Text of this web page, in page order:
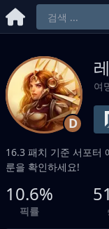
D
여
16.3 패치 기준 서포터
룬을 확인하세요!
10.6%
픽률